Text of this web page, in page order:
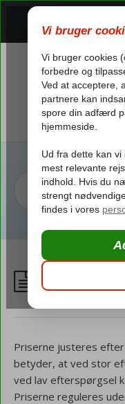
Priserne justeres
betyder, at ved stor
ved lav efterspørgsel
Priserne reguleres